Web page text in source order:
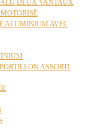
DEUX VANTAUX
ALUMINIUM AVEC
ASSORTI